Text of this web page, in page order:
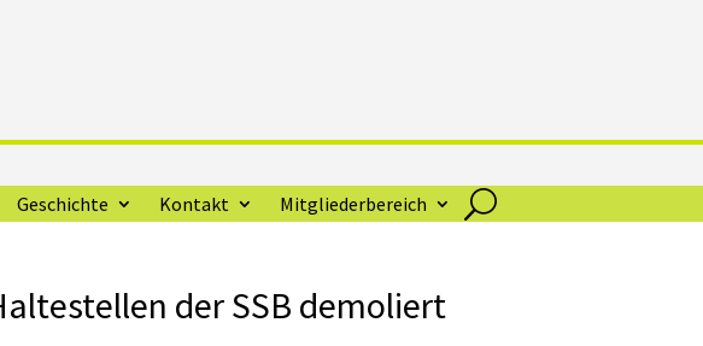
Geschichte Kontakt Mitgliederbereich
der SSB demoliert